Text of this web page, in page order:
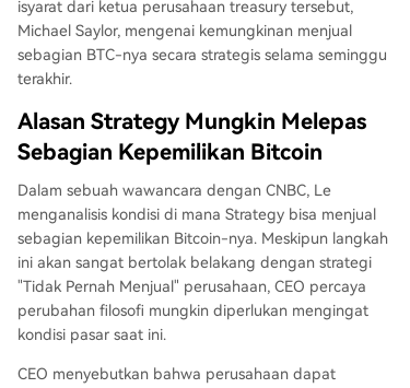
"Bitcoin per saham"). Ia menekankan prinsip "ma
tematika di atas ideologi" dalam pengambilan k
eputusan ini. MicroStrategy, sebagai pemegang
4 BTC (senilai sekitar $65 miliar), memiliki kewaji
ban dividen tahunan lebih dari $1,5 miliar. Le m
eyakini bahwa likuiditas pasar Bitcoin yang ting
gi (volume perdagangan harian lebih dari $60
miliar) dapat menyerap penjualan semacam itu t
anpa pengaruh besar pada harga. Pada saat b
erita ini dibuat, harga Bitcoin diperdagangkan d
i sekitar $80.840.
isyarat dari ketua perusahaan treasury tersebut,
Michael Saylor, mengenai kemungkinan menjual
sebagian BTC-nya secara strategis selama seminggu
terakhir.
Alasan Strategy Mungkin Melepas
Sebagian Kepemilikan Bitcoin
Dalam sebuah wawancara dengan CNBC, Le
menganalisis kondisi di mana Strategy bisa menjual
sebagian kepemilikan Bitcoin-nya. Meskipun langkah
ini akan sangat bertolak belakang dengan strategi
"Tidak Pernah Menjual" perusahaan, CEO percaya
perubahan filosofi mungkin diperlukan mengingat
kondisi pasar saat ini.
CEO menyebutkan bahwa perusahaan dapat